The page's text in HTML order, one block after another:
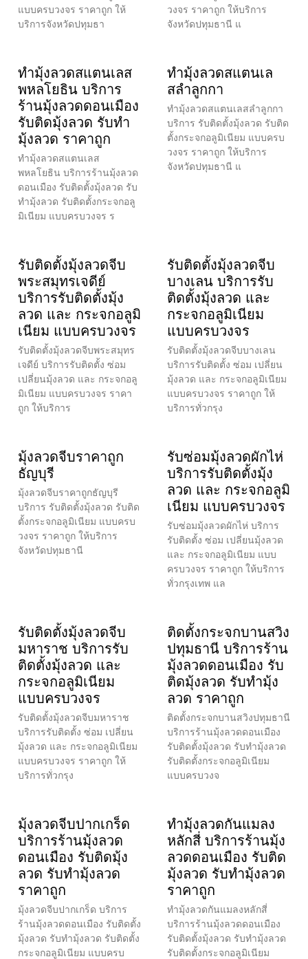
แบบครบวงจร ราคาถูก ให้
บริการจังหวัดปทุมธา
วงจร ราคาถูก ให้บริการ
จังหวัดปทุมธานี แ
ทำมุ้งลวดสแตนเลส
พหลโยธิน บริการ
ร้านมุ้งลวดดอนเมือง
รับติดมุ้งลวด รับทำ
มุ้งลวด ราคาถูก
ทำมุ้งลวดสแตนเลส
พหลโยธิน บริการร้านมุ้งลวด
ดอนเมือง รับติดตั้งมุ้งลวด รับ
ทำมุ้งลวด รับติดตั้งกระจกอลู
มิเนียม แบบครบวงจร ร
ทำมุ้งลวดสแตนเล
สลำลูกกา
ทำมุ้งลวดสแตนเลสลำลูกกา
บริการ รับติดตั้งมุ้งลวด รับติด
ตั้งกระจกอลูมิเนียม แบบครบ
วงจร ราคาถูก ให้บริการ
จังหวัดปทุมธานี แ
รับติดตั้งมุ้งลวดจีบ
พระสมุทรเจดีย์
บริการรับติดตั้งมุ้ง
ลวด และ กระจกอลูมิ
เนียม แบบครบวงจร
รับติดตั้งมุ้งลวดจีบพระสมุทร
เจดีย์ บริการรับติดตั้ง ซ่อม
เปลี่ยนมุ้งลวด และ กระจกอลู
มิเนียม แบบครบวงจร ราคา
ถูก ให้บริการ
รับติดตั้งมุ้งลวดจีบ
บางเลน บริการรับ
ติดตั้งมุ้งลวด และ
กระจกอลูมิเนียม
แบบครบวงจร
รับติดตั้งมุ้งลวดจีบบางเลน
บริการรับติดตั้ง ซ่อม เปลี่ยน
มุ้งลวด และ กระจกอลูมิเนียม
แบบครบวงจร ราคาถูก ให้
บริการทั่วกรุง
มุ้งลวดจีบราคาถูก
ธัญบุรี
มุ้งลวดจีบราคาถูกธัญบุรี
บริการ รับติดตั้งมุ้งลวด รับติด
ตั้งกระจกอลูมิเนียม แบบครบ
วงจร ราคาถูก ให้บริการ
จังหวัดปทุมธานี
รับซ่อมมุ้งลวดผักไห่
บริการรับติดตั้งมุ้ง
ลวด และ กระจกอลูมิ
เนียม แบบครบวงจร
รับซ่อมมุ้งลวดผักไห่ บริการ
รับติดตั้ง ซ่อม เปลี่ยนมุ้งลวด
และ กระจกอลูมิเนียม แบบ
ครบวงจร ราคาถูก ให้บริการ
ทั่วกรุงเทพ แล
รับติดตั้งมุ้งลวดจีบ
มหาราช บริการรับ
ติดตั้งมุ้งลวด และ
กระจกอลูมิเนียม
แบบครบวงจร
รับติดตั้งมุ้งลวดจีบมหาราช
บริการรับติดตั้ง ซ่อม เปลี่ยน
มุ้งลวด และ กระจกอลูมิเนียม
แบบครบวงจร ราคาถูก ให้
บริการทั่วกรุง
ติดตั้งกระจกบานสวิง
ปทุมธานี บริการร้าน
มุ้งลวดดอนเมือง รับ
ติดมุ้งลวด รับทำมุ้ง
ลวด ราคาถูก
ติดตั้งกระจกบานสวิงปทุมธานี
บริการร้านมุ้งลวดดอนเมือง
รับติดตั้งมุ้งลวด รับทำมุ้งลวด
รับติดตั้งกระจกอลูมิเนียม
แบบครบวงจ
มุ้งลวดจีบปากเกร็ด
บริการร้านมุ้งลวด
ดอนเมือง รับติดมุ้ง
ลวด รับทำมุ้งลวด
ราคาถูก
มุ้งลวดจีบปากเกร็ด บริการ
ร้านมุ้งลวดดอนเมือง รับติดตั้ง
มุ้งลวด รับทำมุ้งลวด รับติดตั้ง
กระจกอลูมิเนียม แบบครบ
ทำมุ้งลวดกันแมลง
หลักสี่ บริการร้านมุ้ง
ลวดดอนเมือง รับติด
มุ้งลวด รับทำมุ้งลวด
ราคาถูก
ทำมุ้งลวดกันแมลงหลักสี่
บริการร้านมุ้งลวดดอนเมือง
รับติดตั้งมุ้งลวด รับทำมุ้งลวด
รับติดตั้งกระจกอลูมิเนียม